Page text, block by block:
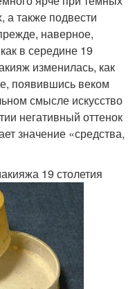
а также подвести
наверное,
в середине 19
изменилась, как
появившись веком
смысле искусство
негативный оттенок
значение «средства,
19 столетия